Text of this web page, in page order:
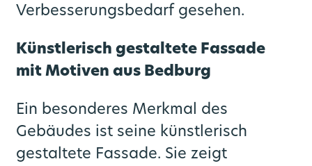
Verbesserungsbedarf gesehen.
Künstlerisch gestaltete Fassade
mit Motiven aus Bedburg
Ein besonderes Merkmal des
Gebäudes ist seine künstlerisch
gestaltete Fassade. Sie zeigt